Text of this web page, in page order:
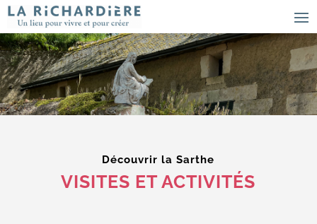
Découvrir la Sarthe
VISITES ET ACTIVITÉS